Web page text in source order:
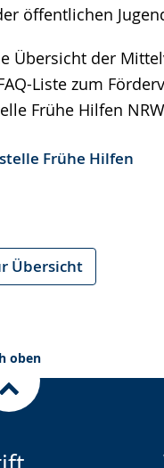
öffentlichen
Übersicht der
Liste zum
Frühe Hilfen
Frühe Hilfen
Übersicht
oben